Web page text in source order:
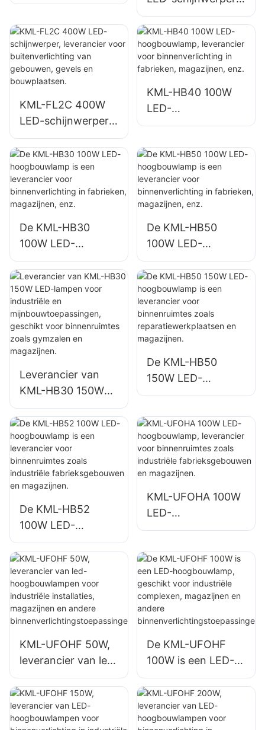
leverancier voor
buitenreclamebord
en en grote
bewegwijzering.
KML-FL2C 400W
LED-schijnwerper,
leverancier voor
buitenverlichting
van gebouwen,
gevels en
bouwplaatsen.
KML-HB40 100W
LED-
hoogbouwlamp,
binnenverlichting in
fabrieken,
magazijnen, enz.
De KML-HB30
100W LED-
hoogbouwlamp is
een leverancier
voor
binnenverlichting in
fabrieken,
magazijnen, enz.
De KML-HB50
100W LED-
hoogbouwlamp is
een leverancier
voor
binnenverlichting in
fabrieken,
magazijnen, enz.
Leverancier van
KML-HB30 150W
LED-lampen voor
industriële en
mijnbouwtoepassin
gen, geschikt voor
binnenruimtes
zoals gymzalen en
magazijnen.
De KML-HB50
150W LED-
hoogbouwlamp is
voor binnenruimtes
zoals
reparatiewerkplaat
sen en magazijnen.
De KML-HB52
100W LED-
hoogbouwlamp is
een leverancier
voor binnenruimtes
zoals industriële
fabrieksgebouwen
en magazijnen.
KML-UFOHA 100W
LED-
hoogbouwlamp,
binnenruimtes
zoals industriële
fabrieksgebouwen
en magazijnen.
KML-UFOHF 50W,
leverancier van led-
hoogbouwlampen
voor industriële
installaties,
magazijnen en
De KML-UFOHF
100W is een LED-
hoogbouwlamp,
geschikt voor
industriële
complexen,